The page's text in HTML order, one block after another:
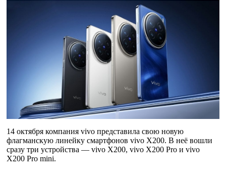
14 октября компания vivo представила свою новую
флагманскую линейку смартфонов vivo X200. В неё вошли
сразу три устройства — vivo X200, vivo X200 Pro и vivo
X200 Pro mini.